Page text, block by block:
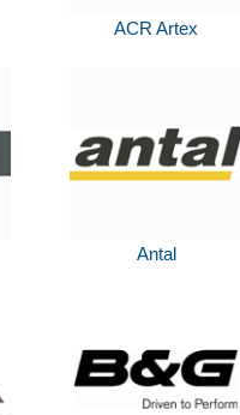
ACR Artex
Antal